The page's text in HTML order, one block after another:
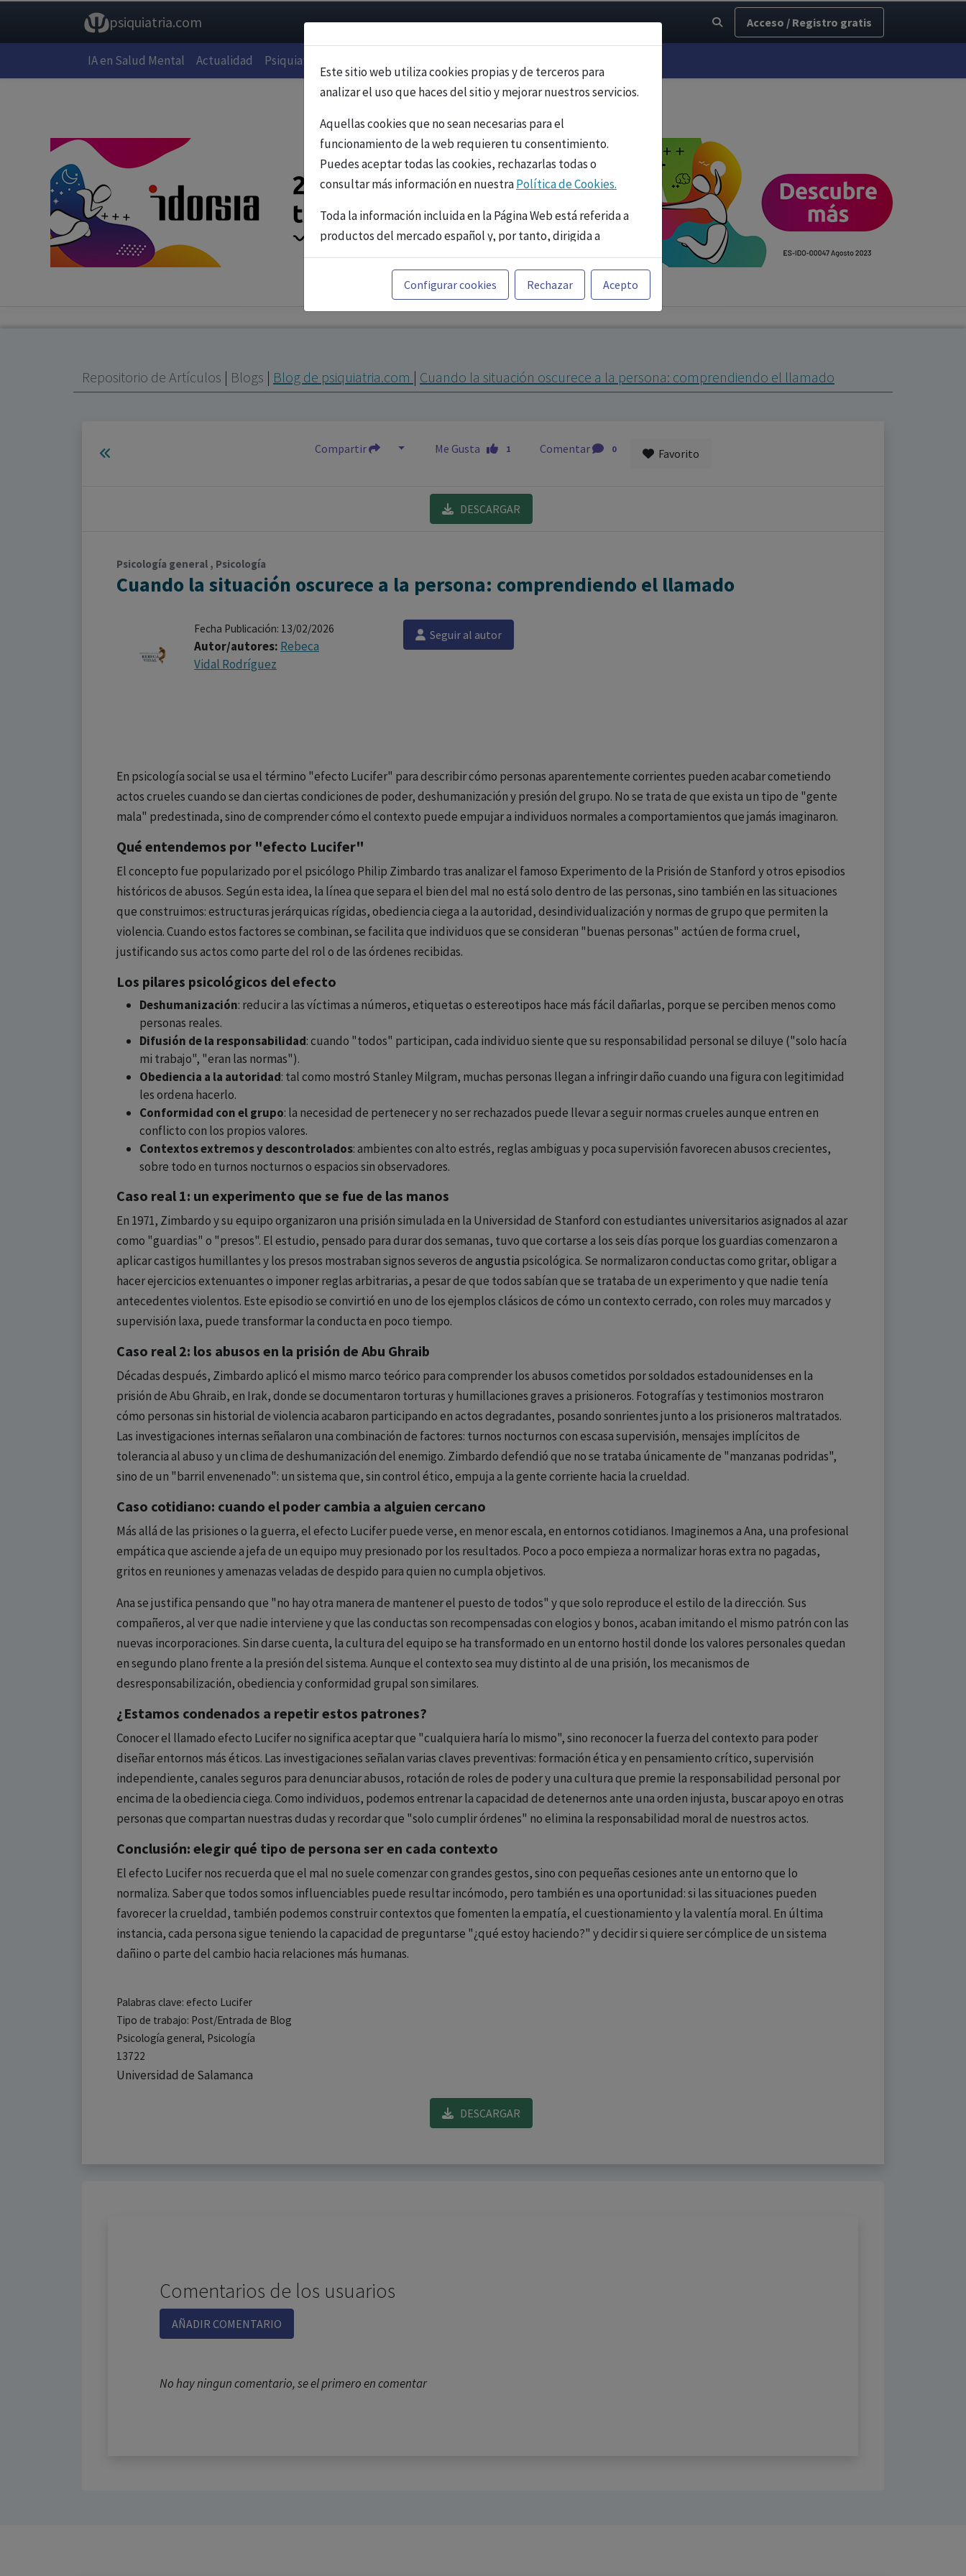
psiquiatria.com Acceso / Registro gratis
IA en Salud Mental Actualidad Psiquiatría
Este sitio web utiliza cookies propias y de terceros para
analizar el uso que haces del sitio y mejorar nuestros servicios.
Aquellas cookies que no sean necesarias para el
funcionamiento de la web requieren tu consentimiento.
Puedes aceptar todas las cookies, rechazarlas todas o
consultar más información en nuestraPolítica de Cookies.
Toda la información incluida en la Página Web está referida a
productos del mercado español y, por tanto, dirigida a
profesionales sanitarios legalmente facultados para
prescribir o dispensar medicamentos con ejercicio
profesional. La información técnica de los fármacos se facilita
a título meramente informativo, siendo responsabilidad de
a las necesidades del paciente.
Configurar cookies Rechazar Acepto
Repositorio de Artículos | Blogs | Blog de psiquiatria.com | Cuando la situación oscurece a la persona: comprendiendo el llamado
Compartir Me Gusta 1 Comentar 0 Favorito
DESCARGAR
Psicología general , Psicología
Cuando la situación oscurece a la persona: comprendiendo el llamado
Fecha Publicación: 13/02/2026
Autor/autores: Rebeca
Vidal Rodríguez
Seguir al autor
En psicología social se usa el término "efecto Lucifer" para describir cómo personas aparentemente corrientes pueden acabar cometiendo
actos crueles cuando se dan ciertas condiciones de poder, deshumanización y presión del grupo. No se trata de que exista un tipo de "gente
mala" predestinada, sino de comprender cómo el contexto puede empujar a individuos normales a comportamientos que jamás imaginaron.
Qué entendemos por "efecto Lucifer"
El concepto fue popularizado por el psicólogo Philip Zimbardo tras analizar el famoso Experimento de la Prisión de Stanford y otros episodios
históricos de abusos. Según esta idea, la línea que separa el bien del mal no está solo dentro de las personas, sino también en las situaciones
que construimos: estructuras jerárquicas rígidas, obediencia ciega a la autoridad, desindividualización y normas de grupo que permiten la
violencia. Cuando estos factores se combinan, se facilita que individuos que se consideran "buenas personas" actúen de forma cruel,
justificando sus actos como parte del rol o de las órdenes recibidas.
Los pilares psicológicos del efecto
Deshumanización: reducir a las víctimas a números, etiquetas o estereotipos hace más fácil dañarlas, porque se perciben menos como
personas reales.
Difusión de la responsabilidad: cuando "todos" participan, cada individuo siente que su responsabilidad personal se diluye ("solo hacía
mi trabajo", "eran las normas").
Obediencia a la autoridad: tal como mostró Stanley Milgram, muchas personas llegan a infringir daño cuando una figura con legitimidad
les ordena hacerlo.
Conformidad con el grupo: la necesidad de pertenecer y no ser rechazados puede llevar a seguir normas crueles aunque entren en
conflicto con los propios valores.
Contextos extremos y descontrolados: ambientes con alto estrés, reglas ambiguas y poca supervisión favorecen abusos crecientes,
sobre todo en turnos nocturnos o espacios sin observadores.
Caso real 1: un experimento que se fue de las manos
En 1971, Zimbardo y su equipo organizaron una prisión simulada en la Universidad de Stanford con estudiantes universitarios asignados al azar
como "guardias" o "presos". El estudio, pensado para durar dos semanas, tuvo que cortarse a los seis días porque los guardias comenzaron a
aplicar castigos humillantes y los presos mostraban signos severos deangustia psicológica. Se normalizaron conductas como gritar, obligar a
hacer ejercicios extenuantes o imponer reglas arbitrarias, a pesar de que todos sabían que se trataba de un experimento y que nadie tenía
antecedentes violentos. Este episodio se convirtió en uno de los ejemplos clásicos de cómo un contexto cerrado, con roles muy marcados y
supervisión laxa, puede transformar la conducta en poco tiempo.
Caso real 2: los abusos en la prisión de Abu Ghraib
Décadas después, Zimbardo aplicó el mismo marco teórico para comprender los abusos cometidos por soldados estadounidenses en la
prisión de Abu Ghraib, en Irak, donde se documentaron torturas y humillaciones graves a prisioneros. Fotografías y testimonios mostraron
cómo personas sin historial de violencia acabaron participando en actos degradantes, posando sonrientes junto a los prisioneros maltratados.
Las investigaciones internas señalaron una combinación de factores: turnos nocturnos con escasa supervisión, mensajes implícitos de
tolerancia al abuso y un clima de deshumanización del enemigo. Zimbardo defendió que no se trataba únicamente de "manzanas podridas",
sino de un "barril envenenado": un sistema que, sin control ético, empuja a la gente corriente hacia la crueldad.
Caso cotidiano: cuando el poder cambia a alguien cercano
Más allá de las prisiones o la guerra, el efecto Lucifer puede verse, en menor escala, en entornos cotidianos. Imaginemos a Ana, una profesional
empática que asciende a jefa de un equipo muy presionado por los resultados. Poco a poco empieza a normalizar horas extra no pagadas,
gritos en reuniones y amenazas veladas de despido para quien no cumpla objetivos.
Ana se justifica pensando que "no hay otra manera de mantener el puesto de todos" y que solo reproduce el estilo de la dirección. Sus
compañeros, al ver que nadie interviene y que las conductas son recompensadas con elogios y bonos, acaban imitando el mismo patrón con las
nuevas incorporaciones. Sin darse cuenta, la cultura del equipo se ha transformado en un entorno hostil donde los valores personales quedan
en segundo plano frente a la presión del sistema. Aunque el contexto sea muy distinto al de una prisión, los mecanismos de
desresponsabilización, obediencia y conformidad grupal son similares.
¿Estamos condenados a repetir estos patrones?
Conocer el llamado efecto Lucifer no significa aceptar que "cualquiera haría lo mismo", sino reconocer la fuerza del contexto para poder
diseñar entornos más éticos. Las investigaciones señalan varias claves preventivas: formación ética y en pensamiento crítico, supervisión
independiente, canales seguros para denunciar abusos, rotación de roles de poder y una cultura que premie la responsabilidad personal por
encima de la obediencia ciega. Como individuos, podemos entrenar la capacidad de detenernos ante una orden injusta, buscar apoyo en otras
personas que compartan nuestras dudas y recordar que "solo cumplir órdenes" no elimina la responsabilidad moral de nuestros actos.
Conclusión: elegir qué tipo de persona ser en cada contexto
El efecto Lucifer nos recuerda que el mal no suele comenzar con grandes gestos, sino con pequeñas cesiones ante un entorno que lo
normaliza. Saber que todos somos influenciables puede resultar incómodo, pero también es una oportunidad: si las situaciones pueden
favorecer la crueldad, también podemos construir contextos que fomenten la empatía, el cuestionamiento y la valentía moral. En última
instancia, cada persona sigue teniendo la capacidad de preguntarse "¿qué estoy haciendo?" y decidir si quiere ser cómplice de un sistema
dañino o parte del cambio hacia relaciones más humanas.
Palabras clave: efecto Lucifer
Tipo de trabajo: Post/Entrada de Blog
Psicología general, Psicología
13722
Universidad de Salamanca
DESCARGAR
Comentarios de los usuarios
AÑADIR COMENTARIO
No hay ningun comentario, se el primero en comentar